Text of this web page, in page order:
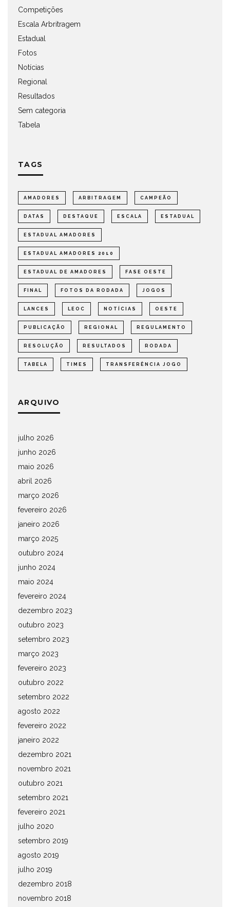
Competições
Escala Arbritragem
Estadual
Fotos
Notícias
Regional
Resultados
Sem categoria
Tabela
TAGS
AMADORES ARBITRAGEM CAMPEÃO
DATAS DESTAQUE ESCALA ESTADUAL
ESTADUAL AMADORES
ESTADUAL AMADORES 2010
ESTADUAL DE AMADORES FASE OESTE
FINAL FOTOS DA RODADA JOGOS
LANCES LEOC NOTÍCIAS OESTE
PUBLICAÇÃO REGIONAL REGULAMENTO
RESOLUÇÃO RESULTADOS RODADA
TABELA TIMES TRANSFERÊNCIA JOGO
ARQUIVO
julho 2026
junho 2026
maio 2026
abril 2026
março 2026
fevereiro 2026
janeiro 2026
março 2025
outubro 2024
junho 2024
maio 2024
fevereiro 2024
dezembro 2023
outubro 2023
setembro 2023
março 2023
fevereiro 2023
outubro 2022
setembro 2022
agosto 2022
fevereiro 2022
janeiro 2022
dezembro 2021
novembro 2021
outubro 2021
setembro 2021
fevereiro 2021
julho 2020
setembro 2019
agosto 2019
julho 2019
dezembro 2018
novembro 2018